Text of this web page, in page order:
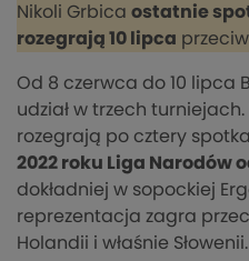
Nikoli Grbica ostatnie
rozegrają 10 lipca
Od 8 czerwca do 10 lipca
udział w trzech
rozegrają po cztery
2022 roku Liga Narodów
dokładniej w sopockiej
reprezentacja zagra
Holandii i właśnie Słowenii.